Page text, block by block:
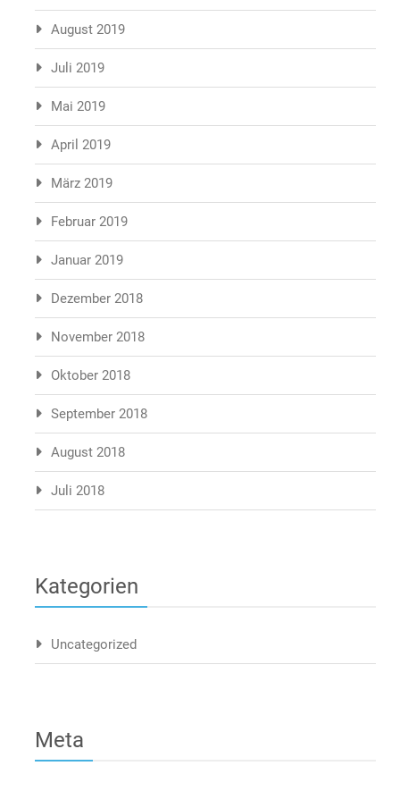
August 2019
Juli 2019
Mai 2019
April 2019
März 2019
Februar 2019
Januar 2019
Dezember 2018
November 2018
Oktober 2018
September 2018
August 2018
Juli 2018
Kategorien
Uncategorized
Meta